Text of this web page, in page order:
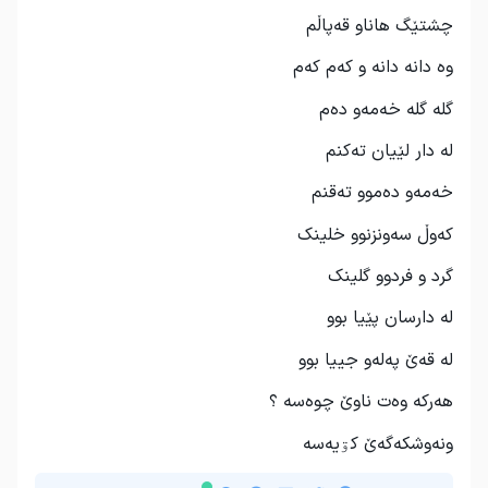
چشتێگ هاناو قەپاڵم
وە دانە دانە و کەم کەم
گلە گلە خەمەو دەم
لە دار لێیان تەکنم
خەمەو دەموو تەقنم
کەوڵ سەونزنوو خلینک
گرد و فردوو گلینک
لە دارسان پێیا بوو
لە قەێ پەلەو جییا بوو
هەرکە وەت ناوێ چوەسە ؟
ونەوشکەگەێ کۊیەسە